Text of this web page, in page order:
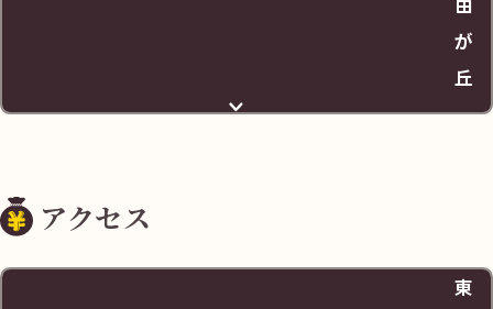
が
丘
〒152-0035 東京都目黒区自由が丘１丁目７
アクセス
東